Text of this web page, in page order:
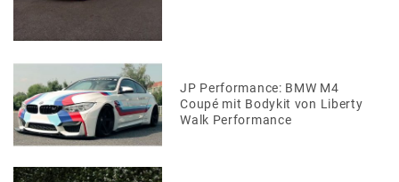
JP Performance: BMW M4
Coupé mit Bodykit von Liberty
Walk Performance